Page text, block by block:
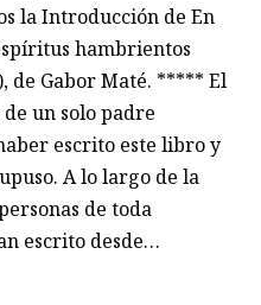
la Introducción de En
hambrientos
de Gabor Maté. ***** El
un solo padre
escrito este libro y
A lo largo de la
de toda
escrito desde…